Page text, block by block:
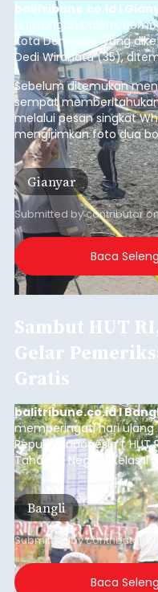
balitribune.co.id I
Lingkungan Dalem,
Kota Denpasar, yang
Dedi Wiranata (35),
pesisir Pantai Purnama,
Sebelum ditemukan
sempat
melalui pesan singkat
mengirimkan foto dua
istrinya.
Gianyar
Submitted bycontributor
Baca
Sambut HUT
Gelar
Gratis
balitribune.co.id I
memperingati hari
Republik Indonesia ( HUT
Tahanan Negara Kelas II
kegiatan pemeriksaan
(6/8/2026).
Bangli
Submitted bycontributor
Baca